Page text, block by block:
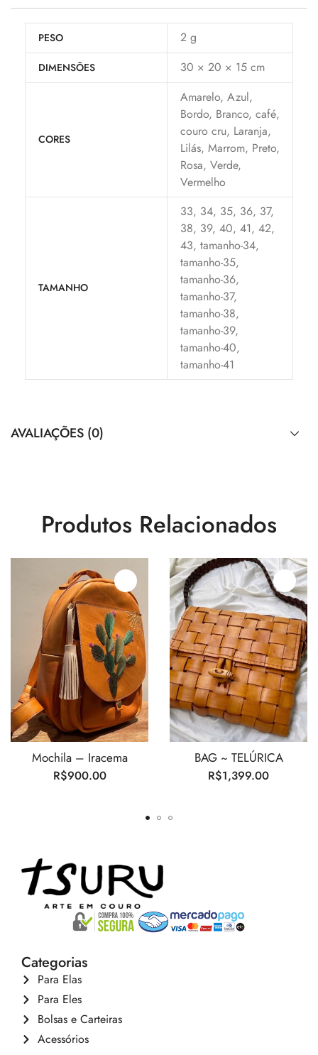
PESO 2 g
DIMENSÕES 30 × 20 × 15 cm
CORES
Amarelo, Azul,
Bordo, Branco, café,
couro cru, Laranja,
Lilás, Marrom, Preto,
Rosa, Verde,
Vermelho
TAMANHO
33, 34, 35, 36, 37,
38, 39, 40, 41, 42,
43, tamanho-34,
tamanho-35,
tamanho-36,
tamanho-37,
tamanho-38,
tamanho-39,
tamanho-40,
tamanho-41
AVALIAÇÕES (0)
Produtos Relacionados
Mochila – Iracema
R$900.00
BAG ~ TELÚRICA
R$1,399.00
Categorias
Para Elas
Para Eles
Bolsas e Carteiras
Acessórios